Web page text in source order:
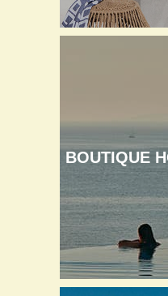
BOUTIQUE